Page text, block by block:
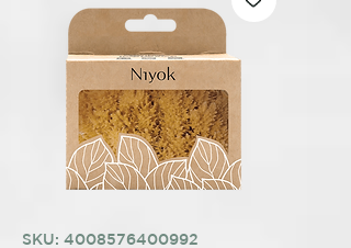
SKU: 4008576400992